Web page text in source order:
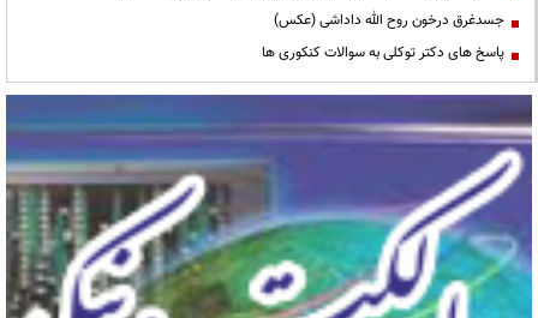
جسدغرق درخون روح الله داداشی (عکس)
پاسخ های دکتر توکلی به سوالات کنکوری ها